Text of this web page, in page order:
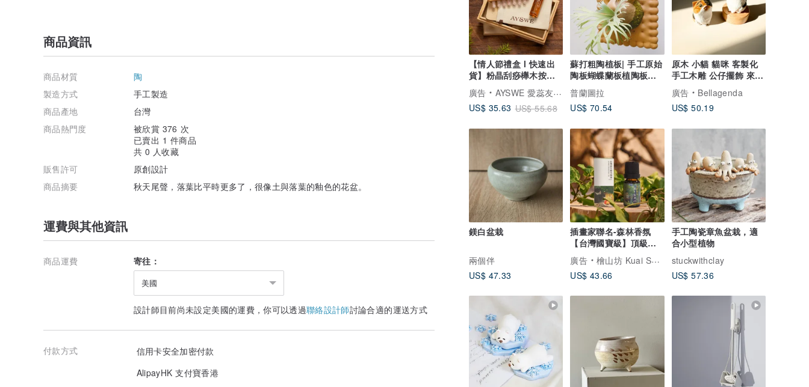
【情人節禮盒 l 快速出
貨】粉晶刮痧櫸木按摩
梳 & 舒緩滾珠精油禮
廣告
AYSWE 愛蕊友肌 - 敏弱肌的純淨保養
US$ 35.63 US$ 55.68
蘇打粗陶植板| 手工原始
陶板蝴蝶蘭板植陶板植
物蕨板掛板
普蘭圖拉
US$ 70.54
原木 小貓 貓咪 客製化
手工木雕 公仔擺飾 來圖
訂製 底座刻名
廣告
Bellagenda
US$ 50.19
鎂白盆栽
兩個伴
US$ 47.33
插畫家聯名-森林香氛
【台灣國寶級】頂級台
灣檜木精油10ml/ 擴香
廣告
檜山坊 Kuai Shan Fang︱台灣檜木香氛領導品牌，療癒森林
US$ 43.66
手工陶瓷章魚盆栽，適
合小型植物
stuckwithclay
US$ 57.36
商品資訊
商品材質
陶
製造方式
手工製造
商品產地
台灣
商品熱門度
被欣賞 376 次
已賣出 1 件商品
共 0 人收藏
販售許可
原創設計
商品摘要
秋天尾聲，落葉比平時更多了，很像土與落葉的釉色的花盆。
運費與其他資訊
商品運費 寄往：
美國
設計師目前尚未設定美國的運費，你可以透過聯絡設計師討論合適的運送方式
付款方式
信用卡安全加密付款
AlipayHK 支付寶香港